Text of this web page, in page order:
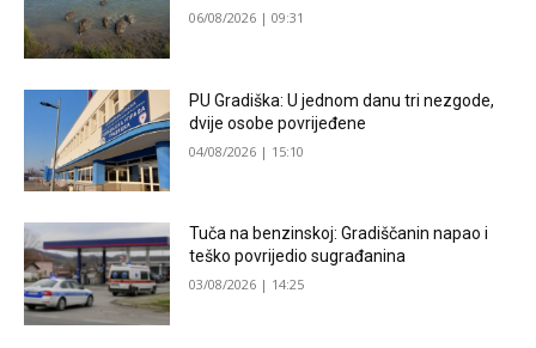
06/08/2026 | 09:31
PU Gradiška: U jednom danu tri nezgode,
dvije osobe povrijeđene
04/08/2026 | 15:10
Tuča na benzinskoj: Gradiščanin napao i
teško povrijedio sugrađanina
03/08/2026 | 14:25